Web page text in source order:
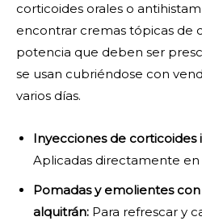
corticoides orales o
encontrar cremas tópicas de
potencia que deben ser
se usan cubriéndose con
varios días.
Inyecciones de corticoides
Aplicadas directamente en
Pomadas y emolientes
alquitrán: Para refrescar y